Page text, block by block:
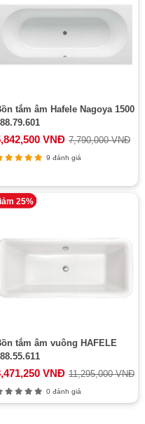
tắm âm Hafele Nagoya 1500
VNĐ 7,790,000 VNĐ
9 đánh giá
25%
tắm âm vuông HAFELE
VNĐ 11,295,000 VNĐ
0 đánh giá